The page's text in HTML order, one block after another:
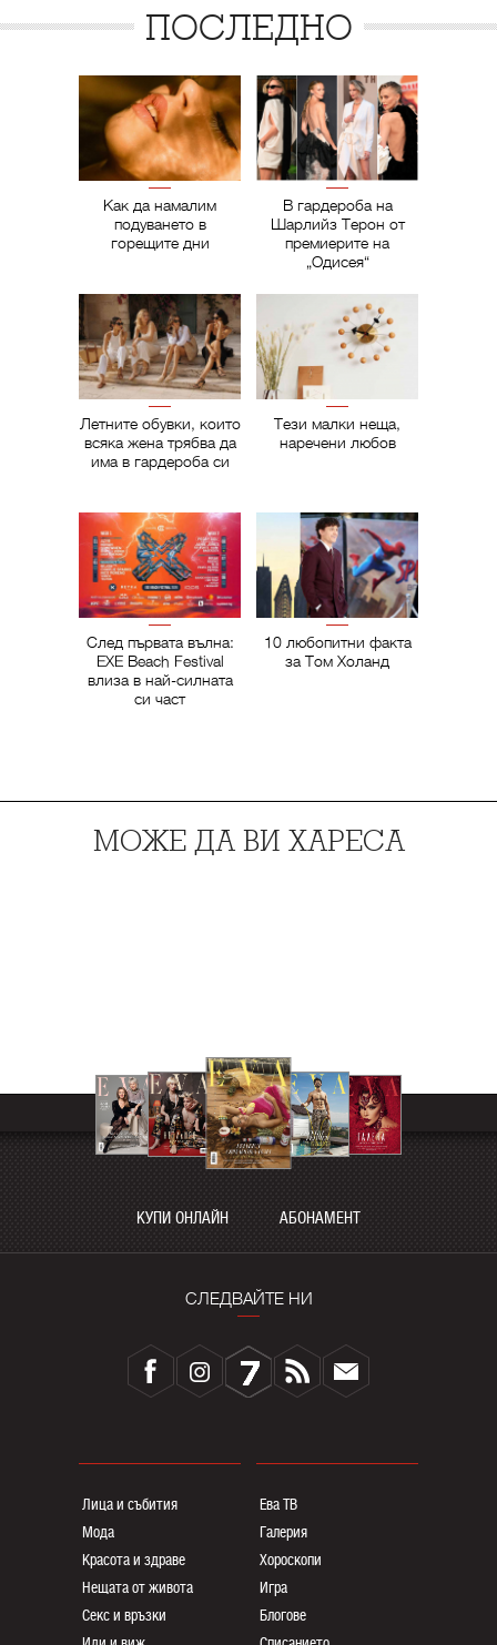
ПОСЛЕДНО
Как да намалим
подуването в
горещите дни
В гардероба на
Шарлийз Терон от
премиерите на
„Одисея“
Летните обувки, които
всяка жена трябва да
има в гардероба си
Тези малки неща,
наречени любов
След първата вълна:
EXE Beach Festival
влиза в най-силната
си част
10 любопитни факта
за Том Холанд
МОЖЕ ДА ВИ ХАРЕСА
КУПИ ОНЛАЙН АБОНАМЕНТ
СЛЕДВАЙТЕ НИ
Лица и събития
Мода
Красота и здраве
Нещата от живота
Секс и връзки
Ева ТВ
Галерия
Хороскопи
Игра
Блогoве